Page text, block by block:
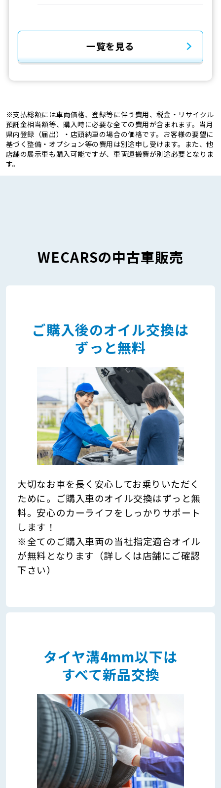
一覧を見る
※支払総額には車両価格、登録等に伴う費用、税金・リサイクル
預託金相当額等、購入時に必要な全ての費用が含まれます。当月
県内登録（届出）・店頭納車の場合の価格です。お客様の要望に
基づく整備・オプション等の費用は別途申し受けます。また、他
店舗の展示車も購入可能ですが、車両運搬費が別途必要となりま
す。
WECARSの中古車販売
ご購入後のオイル交換は
ずっと無料
大切なお車を長く安心してお乗りいただく
ために。ご購入車のオイル交換はずっと無
料。安心のカーライフをしっかりサポート
します！
※全てのご購入車両の当社指定適合オイル
が無料となります（詳しくは店舗にご確認
下さい）
タイヤ溝4mm以下は
すべて新品交換